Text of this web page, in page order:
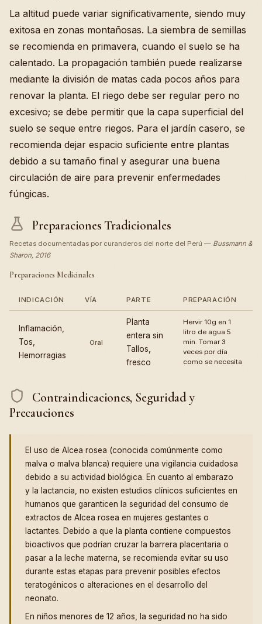
La altitud puede variar significativamente, siendo muy
exitosa en zonas montañosas. La siembra de semillas
se recomienda en primavera, cuando el suelo se ha
calentado. La propagación también puede realizarse
mediante la división de matas cada pocos años para
renovar la planta. El riego debe ser regular pero no
excesivo; se debe permitir que la capa superficial del
suelo se seque entre riegos. Para el jardín casero, se
recomienda dejar espacio suficiente entre plantas
debido a su tamaño final y asegurar una buena
circulación de aire para prevenir enfermedades
fúngicas.
Preparaciones Tradicionales
Recetas documentadas por curanderos del norte del Perú — Bussmann &
Sharon, 2016
Preparaciones Medicinales
INDICACIÓN VÍA PARTE PREPARACIÓN
Inflamación,
Tos,
Hemorragias
Oral
Planta
entera sin
Tallos,
fresco
Hervir 10g en 1
litro de agua 5
min. Tomar 3
veces por día
como se necesita
Contraindicaciones, Seguridad y
Precauciones
El uso de Alcea rosea (conocida comúnmente como
malva o malva blanca) requiere una vigilancia cuidadosa
debido a su actividad biológica. En cuanto al embarazo
y la lactancia, no existen estudios clínicos suficientes en
humanos que garanticen la seguridad del consumo de
extractos de Alcea rosea en mujeres gestantes o
lactantes. Debido a que la planta contiene compuestos
bioactivos que podrían cruzar la barrera placentaria o
pasar a la leche materna, se recomienda evitar su uso
durante estas etapas para prevenir posibles efectos
teratogénicos o alteraciones en el desarrollo del
neonato.
En niños menores de 12 años, la seguridad no ha sido